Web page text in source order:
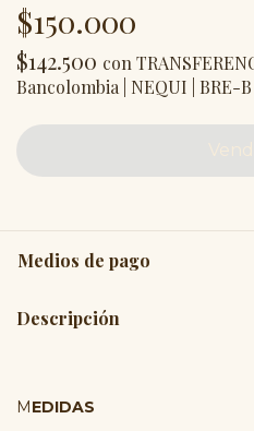
$150.000
$142.500 con
Bancolombia | NEQUI | BRE-B
Medios de pago
Descripción
MEDIDAS